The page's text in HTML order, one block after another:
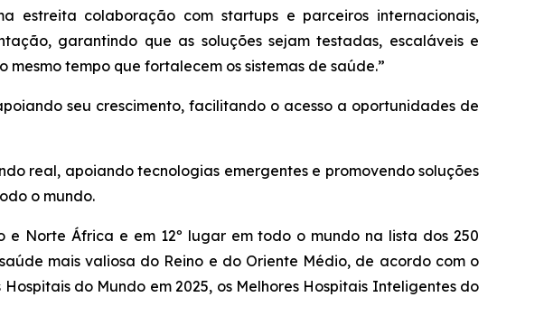
estreita colaboração com startups e parceiros internacionais,
garantindo que as soluções sejam testadas, escaláveis e
tempo que fortalecem os sistemas de saúde.”
seu crescimento, facilitando o acesso a oportunidades de
real, apoiando tecnologias emergentes e promovendo soluções
o mundo.
Norte África e em 12º lugar em todo o mundo na lista dos 250
mais valiosa do Reino e do Oriente Médio, de acordo com o
do Mundo em 2025, os Melhores Hospitais Inteligentes do